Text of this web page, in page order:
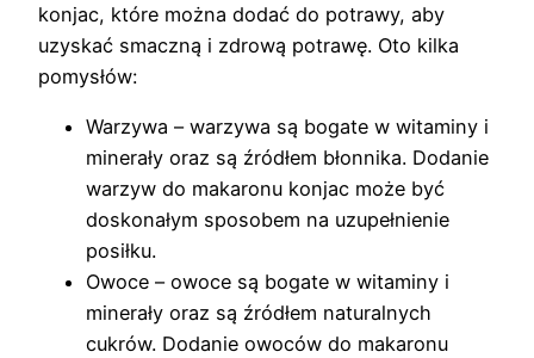
konjac, które można dodać do potrawy, aby
uzyskać smaczną i zdrową potrawę. Oto kilka
pomysłów:
Warzywa – warzywa są bogate w witaminy i
minerały oraz są źródłem błonnika. Dodanie
warzyw do makaronu konjac może być
doskonałym sposobem na uzupełnienie
posiłku.
Owoce – owoce są bogate w witaminy i
minerały oraz są źródłem naturalnych
cukrów. Dodanie owoców do makaronu